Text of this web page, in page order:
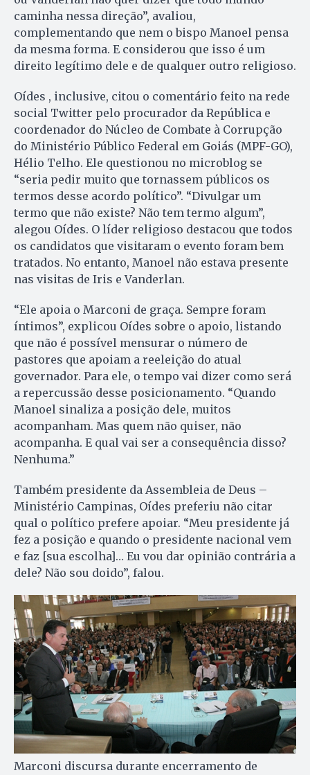
caminha nessa direção”, avaliou,
complementando que nem o bispo Manoel pensa
da mesma forma. E considerou que isso é um
direito legítimo dele e de qualquer outro religioso.
Oídes , inclusive, citou o comentário feito na rede
social Twitter pelo procurador da República e
coordenador do Núcleo de Combate à Corrupção
do Ministério Público Federal em Goiás (MPF-GO),
Hélio Telho. Ele questionou no microblog se
“seria pedir muito que tornassem públicos os
termos desse acordo político”. “Divulgar um
termo que não existe? Não tem termo algum”,
alegou Oídes. O líder religioso destacou que todos
os candidatos que visitaram o evento foram bem
tratados. No entanto, Manoel não estava presente
nas visitas de Iris e Vanderlan.
“Ele apoia o Marconi de graça. Sempre foram
íntimos”, explicou Oídes sobre o apoio, listando
que não é possível mensurar o número de
pastores que apoiam a reeleição do atual
governador. Para ele, o tempo vai dizer como será
a repercussão desse posicionamento. “Quando
Manoel sinaliza a posição dele, muitos
acompanham. Mas quem não quiser, não
acompanha. E qual vai ser a consequência disso?
Nenhuma.”
Também presidente da Assembleia de Deus –
Ministério Campinas, Oídes preferiu não citar
qual o político prefere apoiar. “Meu presidente já
fez a posição e quando o presidente nacional vem
e faz [sua escolha]… Eu vou dar opinião contrária a
dele? Não sou doido”, falou.
Marconi discursa durante encerramento de